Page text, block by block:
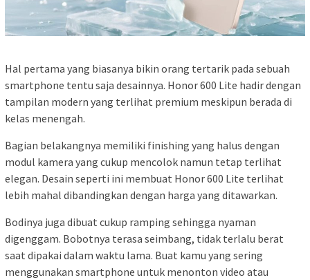
Hal pertama yang biasanya bikin orang tertarik pada sebuah
smartphone tentu saja desainnya. Honor 600 Lite hadir dengan
tampilan modern yang terlihat premium meskipun berada di
kelas menengah.
Bagian belakangnya memiliki finishing yang halus dengan
modul kamera yang cukup mencolok namun tetap terlihat
elegan. Desain seperti ini membuat Honor 600 Lite terlihat
lebih mahal dibandingkan dengan harga yang ditawarkan.
Bodinya juga dibuat cukup ramping sehingga nyaman
digenggam. Bobotnya terasa seimbang, tidak terlalu berat
saat dipakai dalam waktu lama. Buat kamu yang sering
menggunakan smartphone untuk menonton video atau